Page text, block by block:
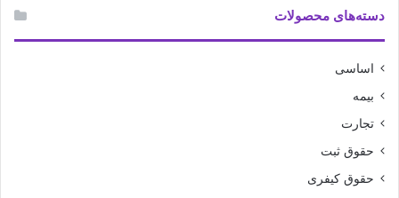
دسته‌های محصولات
اساسی
بیمه
تجارت
حقوق ثبت
حقوق کیفری